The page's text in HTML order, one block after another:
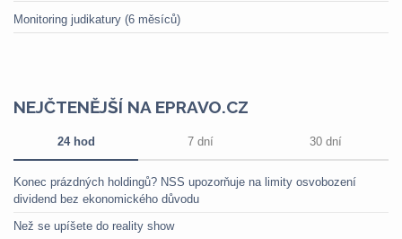
Monitoring judikatury (6 měsíců)
NEJČTENĚJŠÍ NA EPRAVO.CZ
24 hod 7 dní 30 dní
Konec prázdných holdingů? NSS upozorňuje na limity osvobození
dividend bez ekonomického důvodu
Než se upíšete do reality show